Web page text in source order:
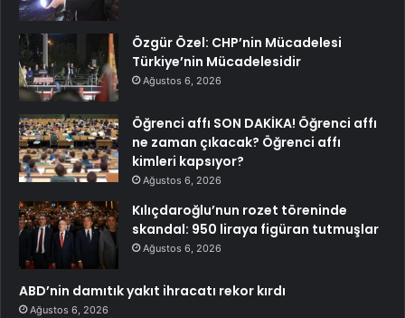
Özgür Özel: CHP’nin Mücadelesi
Türkiye’nin Mücadelesidir
Ağustos 6, 2026
Öğrenci affı SON DAKİKA! Öğrenci affı
ne zaman çıkacak? Öğrenci affı
kimleri kapsıyor?
Ağustos 6, 2026
Kılıçdaroğlu’nun rozet töreninde
skandal: 950 liraya figüran tutmuşlar
Ağustos 6, 2026
ABD’nin damıtık yakıt ihracatı rekor kırdı
Ağustos 6, 2026